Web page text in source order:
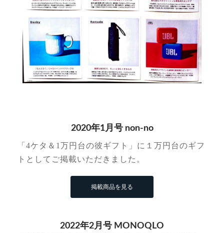
2020年1月号 non-no
「4ケタ＆1万円台の彼ギフト」に１万円台のギフ
トとしてご掲載いただきました。
掲載商品を見る
2022年2月号 MONOQLO